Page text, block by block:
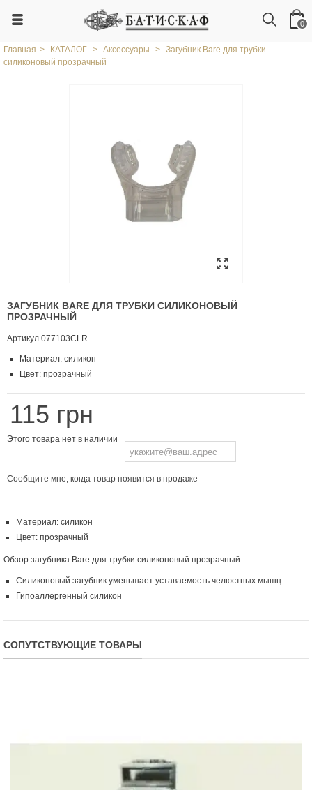
0
Главная > КАТАЛОГ > Аксессуары > Загубник Bare для трубки
силиконовый прозрачный
ЗАГУБНИК BARE ДЛЯ ТРУБКИ СИЛИКОНОВЫЙ
ПРОЗРАЧНЫЙ
Артикул 077103CLR
Материал: силикон
Цвет: прозрачный
115 грн
Этого товара нет в наличии
Сообщите мне, когда товар появится в продаже
Материал: силикон
Цвет: прозрачный
Обзор загубника Bare для трубки силиконовый прозрачный:
Силиконовый загубник уменьшает уставаемость челюстных мышц
Гипоаллергенный силикон
СОПУТСТВУЮЩИЕ ТОВАРЫ